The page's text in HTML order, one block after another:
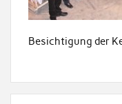
Besichtigung der